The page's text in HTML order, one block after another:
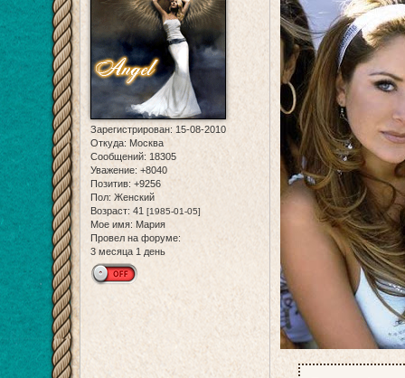
Зарегистрирован: 15-08-2010
Откуда: Москва
Сообщений: 18305
Уважение: +8040
Позитив: +9256
Пол: Женский
Возраст: 41 [1985-01-05]
Мое имя: Мария
Провел на форуме:
3 месяца 1 день